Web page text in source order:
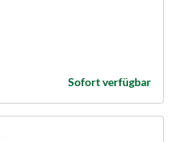
Sofort verfügbar